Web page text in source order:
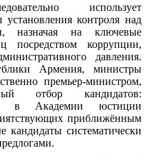
использует
установления контроля над
назначая на ключевые
посредством коррупции,
давления.
Армения, министры
премьер-министром,
отбор кандидатов:
в Академии юстиции
приближённым
кандидаты систематически